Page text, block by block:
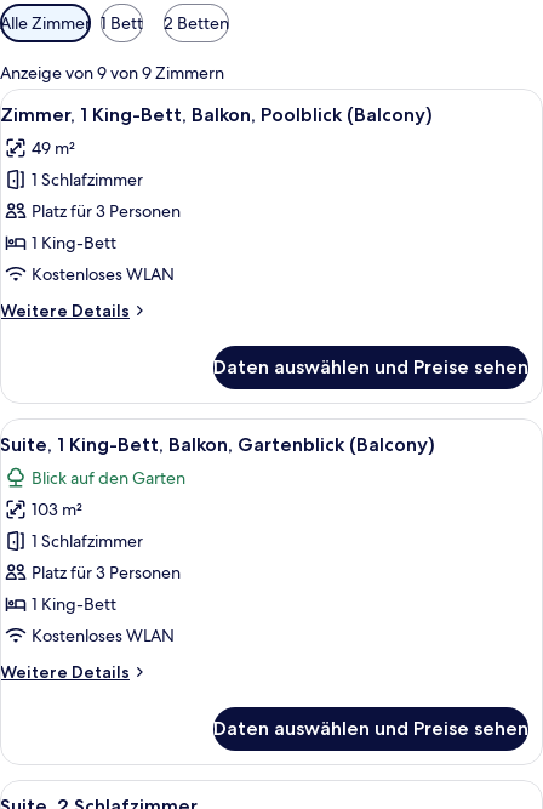
Verfügbare
Filter
für
Zimmer
Alle Zimmer 1 Bett 2 Betten
Anzeige von 9 von 9 Zimmern
Alle
Fotos
für
Zimmer,
1 King-
Bett,
Balkon,
(Balcony)
Ein modernes Hotelzimmer mit
11
Zimmer, 1 King-Bett, Balkon, Poolblick (Balcony)
49 m²
1 Schlafzimmer
Platz für 3 Personen
1 King-Bett
Kostenloses WLAN
Weitere Details
Weitere
1 King-
Bett,
Balkon,
(Balcony)
Daten auswählen und Preise sehen
Alle
Fotos
für
Suite,
1 King-
Bett,
Balkon,
Gartenblick
anzeigen
Ein modernes Hotelzimmer mit
11
Suite, 1 King-Bett, Balkon, Gartenblick (Balcony)
Blick auf den Garten
103 m²
1 Schlafzimmer
Platz für 3 Personen
1 King-Bett
Kostenloses WLAN
Weitere Details
Weitere
1 King-
Bett,
Balkon,
Daten auswählen und Preise sehen
Alle
Ein Hotelzimmer mit zwei Betten,
13